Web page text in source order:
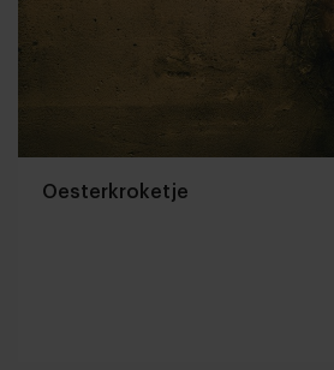
Oesterkroketje